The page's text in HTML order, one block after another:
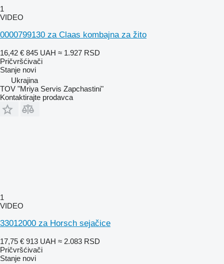
1
VIDEO
0000799130 za Claas kombajna za žito
16,42 € 845 UAH ≈ 1.927 RSD
Pričvršćivači
Stanje novi
Ukrajina
TOV "Mriya Servis Zapchastini"
Kontaktirajte prodavca
1
VIDEO
33012000 za Horsch sejačice
17,75 € 913 UAH ≈ 2.083 RSD
Pričvršćivači
Stanje novi